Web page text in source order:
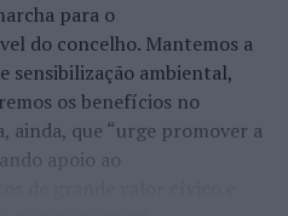
para o
do concelho. Mantemos a
sensibilização ambiental,
os benefícios no
ainda, que “urge promover a
apoio ao